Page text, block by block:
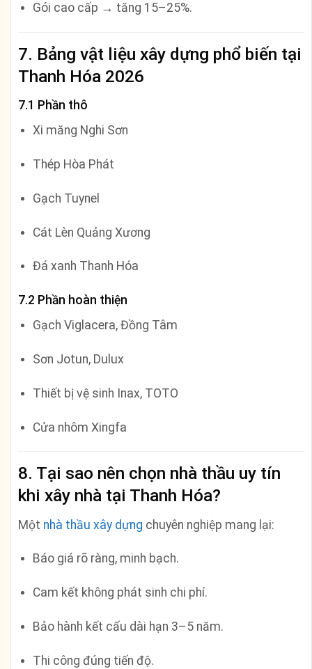
Gói cao cấp → tăng 15–25%.
7. Bảng vật liệu xây dựng phổ biến tại
Thanh Hóa 2026
7.1 Phần thô
Xi măng Nghi Sơn
Thép Hòa Phát
Gạch Tuynel
Cát Lèn Quảng Xương
Đá xanh Thanh Hóa
7.2 Phần hoàn thiện
Gạch Viglacera, Đồng Tâm
Sơn Jotun, Dulux
Thiết bị vệ sinh Inax, TOTO
Cửa nhôm Xingfa
8. Tại sao nên chọn nhà thầu uy tín
khi xây nhà tại Thanh Hóa?
Một nhà thầu xây dựng chuyên nghiệp mang lại:
Báo giá rõ ràng, minh bạch.
Cam kết không phát sinh chi phí.
Bảo hành kết cấu dài hạn 3–5 năm.
Thi công đúng tiến độ.